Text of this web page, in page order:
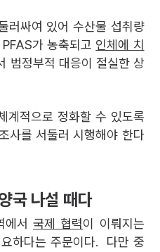
러싸여 있어 수산물 섭취량
가 농축되고 인체에 치
범정부적 대응이 절실한 상
계적으로 정화할 수 있도록
사를 서둘러 시행해야 한다
국 나설 때다
서 국제 협력이 이뤄지는
하다는 주문이다. 다만 중